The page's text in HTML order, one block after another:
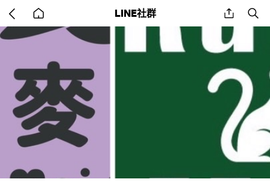
back
to
home
LINE社群 share